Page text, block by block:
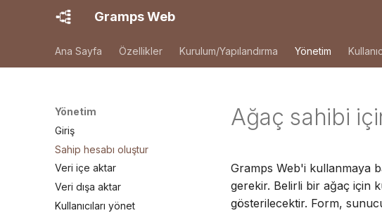
Gramps Web
Ana Sayfa Özellikler Kurulum/Yapılandırma Yönetim
Yönetim
Giriş
Sahip hesabı oluştur
Veri içe aktar
Veri dışa aktar
Kullanıcıları yönet
Ağaç sahibi
Gramps Web'i kullanmaya
gerekir. Belirli bir ağaç için
gösterilecektir. Form,